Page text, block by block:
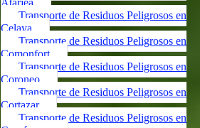
Atarjea
Transporte de Residuos Peligrosos en
Celaya
Transporte de Residuos Peligrosos en
Comonfort
Transporte de Residuos Peligrosos en
Coroneo
Transporte de Residuos Peligrosos en
Cortazar
Transporte de Residuos Peligrosos en